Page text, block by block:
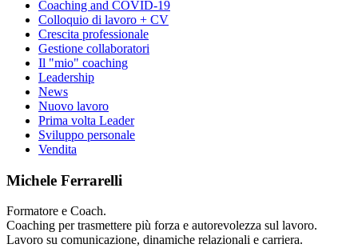
Coaching and COVID-19
Colloquio di lavoro + CV
Crescita professionale
Gestione collaboratori
Il "mio" coaching
Leadership
News
Nuovo lavoro
Prima volta Leader
Sviluppo personale
Vendita
Michele Ferrarelli
Formatore e Coach.
Coaching per trasmettere più forza e autorevolezza sul lavoro.
Lavoro su comunicazione, dinamiche relazionali e carriera.